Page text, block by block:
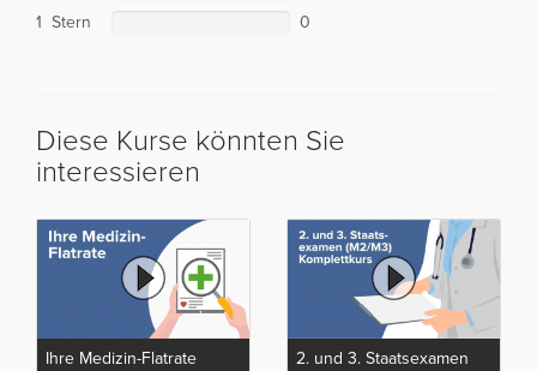
1 Stern
0
Diese Kurse könnten Sie
interessieren
Ihre Medizin-Flatrate
2. und 3. Staatsexamen